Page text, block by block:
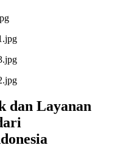
dan Layanan